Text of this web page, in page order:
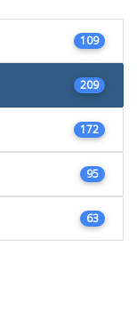
109
209
172
95
63